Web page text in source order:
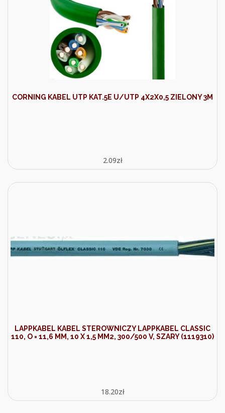
CORNING KABEL UTP KAT.5E U/UTP 4X2X0,5 ZIELONY 3M
2.09zł
LAPPKABEL KABEL STEROWNICZY LAPPKABEL CLASSIC
110, O = 11,6 MM, 10 X 1,5 MM2, 300/500 V, SZARY (1119310)
18.20zł